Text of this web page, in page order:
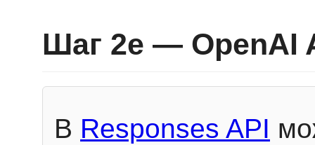
Шаг 2e — OpenAI
В Responses API